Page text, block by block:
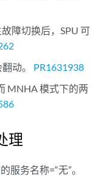
障切换后，SPU 可
动。 PR1631938
MNHA 模式下的两
理
服务名称=“无”。